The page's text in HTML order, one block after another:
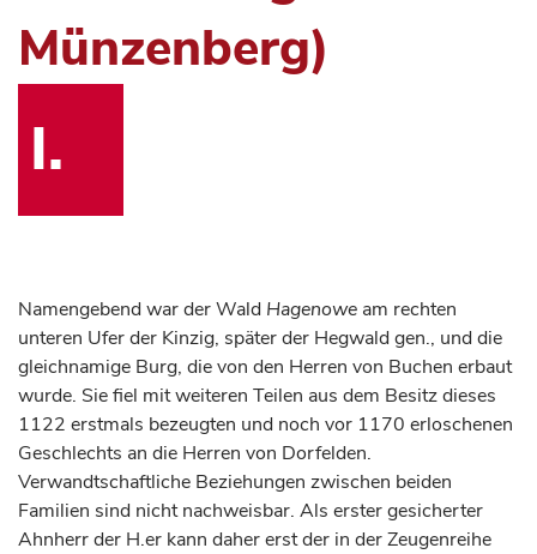
Münzenberg)
I.
Namengebend war der Wald Hagenowe am rechten
unteren Ufer der Kinzig, später der Hegwald gen., und die
gleichnamige Burg, die von den Herren von Buchen erbaut
wurde. Sie fiel mit weiteren Teilen aus dem Besitz dieses
1122 erstmals bezeugten und noch vor 1170 erloschenen
Geschlechts an die Herren von Dorfelden.
Verwandtschaftliche Beziehungen zwischen beiden
Familien sind nicht nachweisbar. Als erster gesicherter
Ahnherr der H.er kann daher erst der in der Zeugenreihe